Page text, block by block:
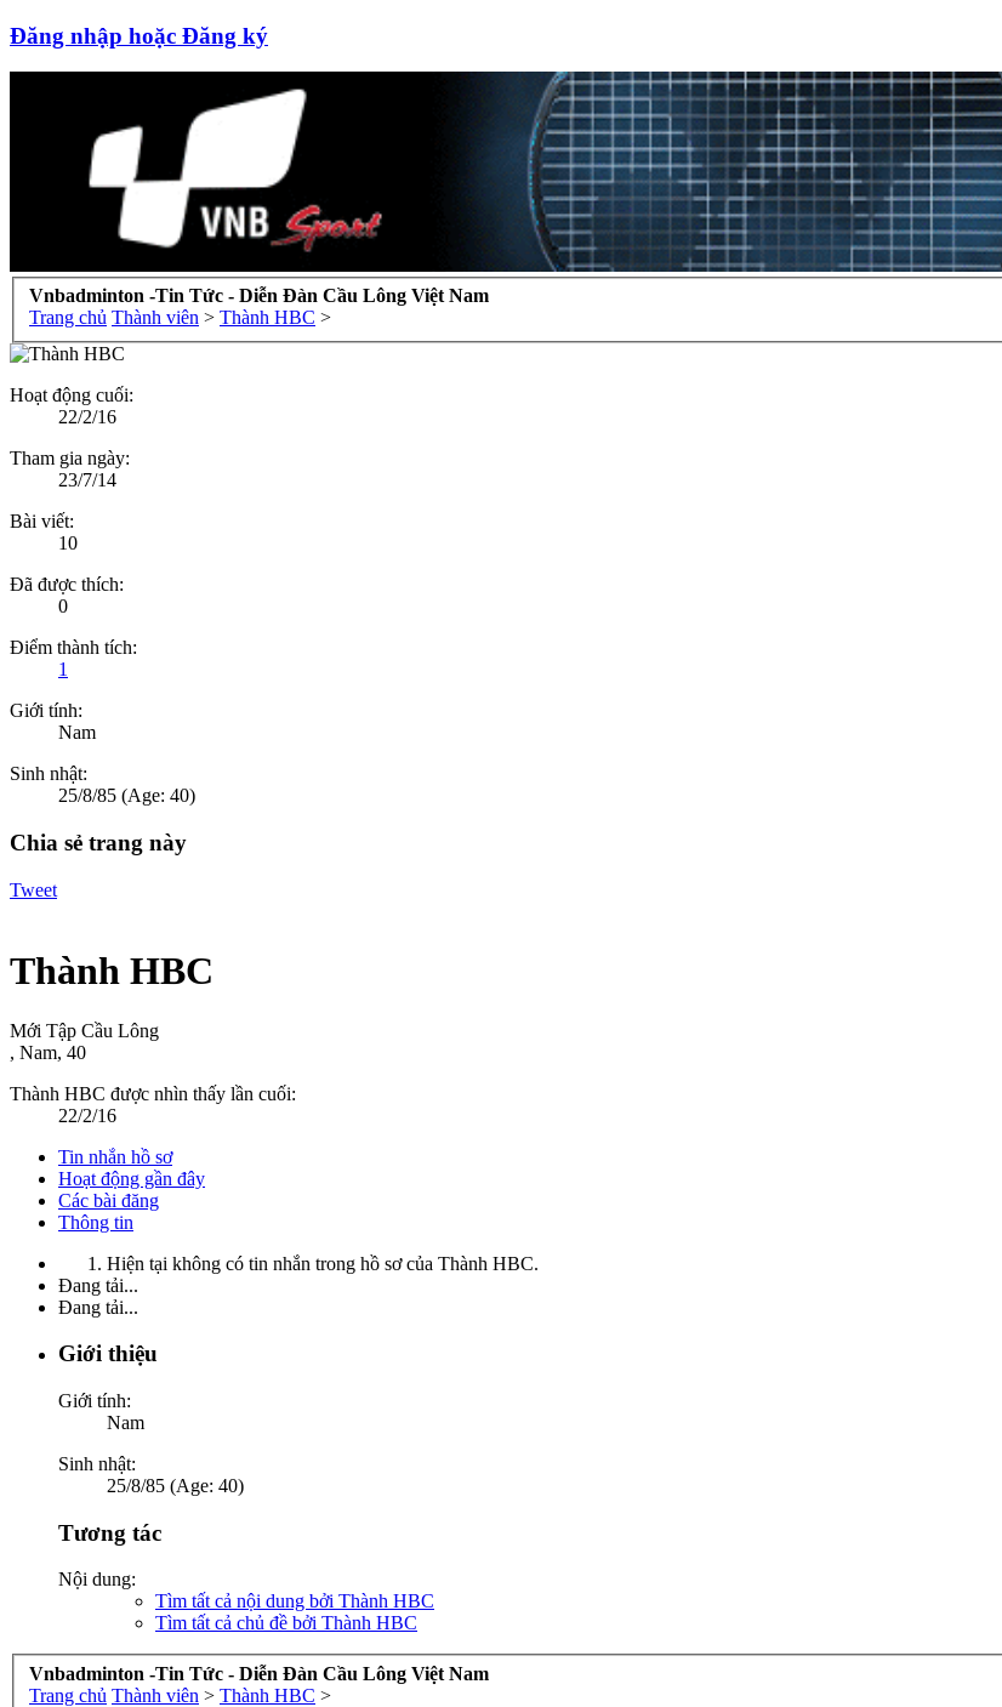
Đăng nhập hoặc Đăng ký
Vnbadminton -Tin Tức - Diễn Đàn Cầu Lông Việt Nam
Trang chủ Thành viên > Thành HBC >
Hoạt động cuối:
22/2/16
Tham gia ngày:
23/7/14
Bài viết:
10
Đã được thích:
0
Điểm thành tích:
1
Giới tính:
Nam
Sinh nhật:
25/8/85 (Age: 40)
Chia sẻ trang này
Tweet
Thành HBC
Mới Tập Cầu Lông
, Nam, 40
Thành HBC được nhìn thấy lần cuối:
22/2/16
Tin nhắn hồ sơ
Hoạt động gần đây
Các bài đăng
Thông tin
Hiện tại không có tin nhắn trong hồ sơ của Thành HBC.
Đang tải...
Đang tải...
Giới thiệu
Giới tính:
Nam
Sinh nhật:
25/8/85 (Age: 40)
Tương tác
Nội dung:
Tìm tất cả nội dung bởi Thành HBC
Tìm tất cả chủ đề bởi Thành HBC
Vnbadminton -Tin Tức - Diễn Đàn Cầu Lông Việt Nam
Trang chủ Thành viên > Thành HBC >